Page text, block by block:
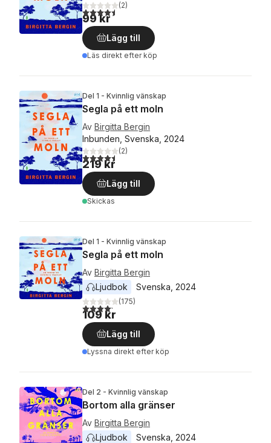
4,5utav 5 stjärnor. Totalt antal röster:
(2)
99 kr
Lägg till
Läs direkt efter köp
Del 1 - Kvinnlig vänskap
Segla på ett moln
Av Birgitta Bergin
Inbunden, Svenska, 2024
4,5utav 5 stjärnor. Totalt antal röster:
(2)
219 kr
Lägg till
Skickas
Del 1 - Kvinnlig vänskap
Segla på ett moln
Av Birgitta Bergin
Ljudbok
Svenska 2024
4,2utav 5 stjärnor. Totalt antal röster:
(175)
109 kr
Lägg till
Lyssna direkt efter köp
Del 2 - Kvinnlig vänskap
Bortom alla gränser
Av Birgitta Bergin
Ljudbok
Svenska 2024